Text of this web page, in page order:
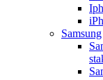
Samsung